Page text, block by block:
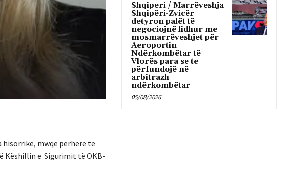
hisorrike, mwqe perhere te
Këshillin e Sigurimit të OKB-
Shqiperi / Marrëveshja
Shqipëri-Zvicër
detyron palët të
negociojnë lidhur me
mosmarrëveshjet për
Aeroportin
Ndërkombëtar të
Vlorës para se te
përfundojë në
arbitrazh
ndërkombëtar
05/08/2026